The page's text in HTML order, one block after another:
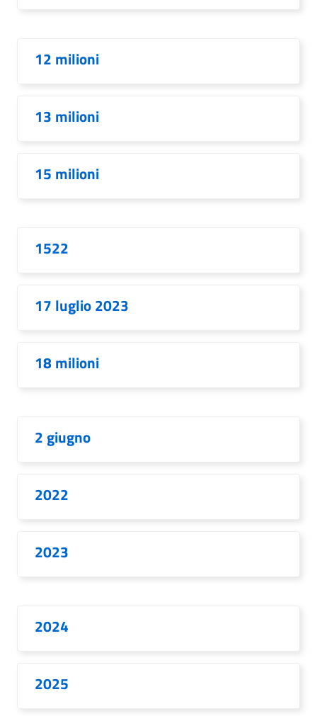
12 milioni
13 milioni
15 milioni
1522
17 luglio 2023
18 milioni
2 giugno
2022
2023
2024
2025